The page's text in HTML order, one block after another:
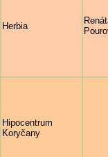
Herbia
Hipocentrum
Koryčany